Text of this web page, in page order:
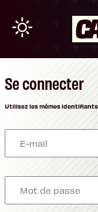
Se connecter
Utilisez les mêmes